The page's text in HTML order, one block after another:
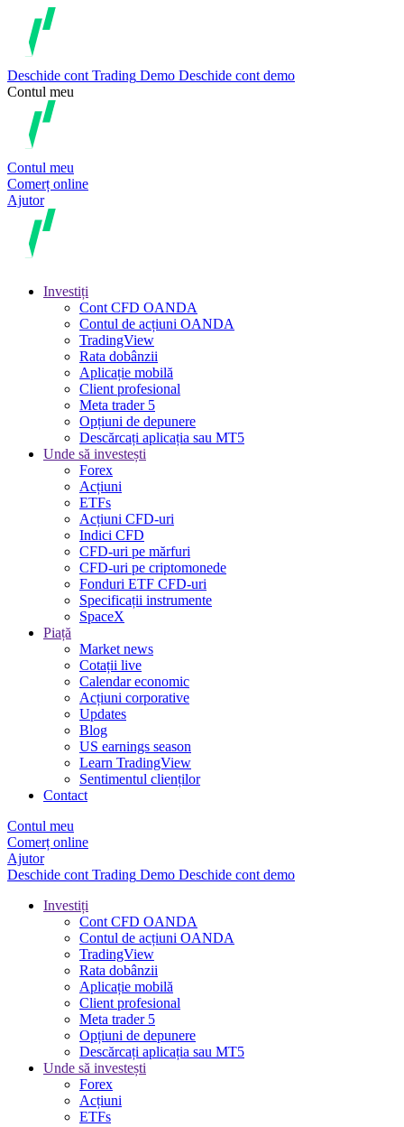
Deschide cont Trading Demo Deschide cont demo
Contul meu
Contul meu
Comerț online
Ajutor
Investiți
Cont CFD OANDA
Contul de acțiuni OANDA
TradingView
Rata dobânzii
Aplicație mobilă
Client profesional
Meta trader 5
Opțiuni de depunere
Descărcați aplicația sau MT5
Unde să investești
Forex
Acțiuni
ETFs
Acțiuni CFD-uri
Indici CFD
CFD-uri pe mărfuri
CFD-uri pe criptomonede
Fonduri ETF CFD-uri
Specificații instrumente
SpaceX
Piață
Market news
Cotații live
Calendar economic
Acțiuni corporative
Updates
Blog
US earnings season
Learn TradingView
Sentimentul clienților
Contact
Contul meu
Comerț online
Ajutor
Deschide cont Trading Demo Deschide cont demo
Investiți
Cont CFD OANDA
Contul de acțiuni OANDA
TradingView
Rata dobânzii
Aplicație mobilă
Client profesional
Meta trader 5
Opțiuni de depunere
Descărcați aplicația sau MT5
Unde să investești
Forex
Acțiuni
ETFs